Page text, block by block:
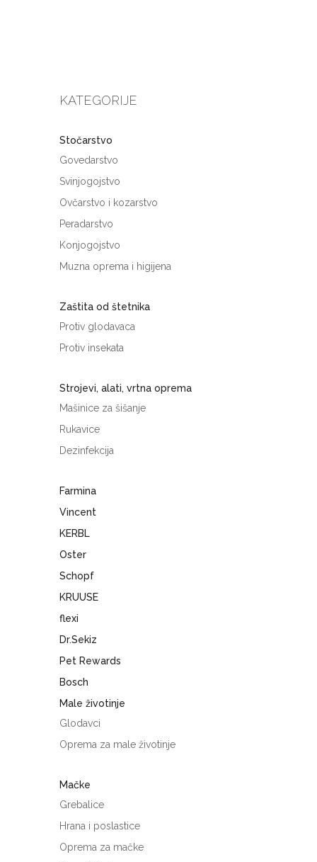
KATEGORIJE
Stočarstvo
Govedarstvo
Svinjogojstvo
Ovčarstvo i kozarstvo
Peradarstvo
Konjogojstvo
Muzna oprema i higijena
Zaštita od štetnika
Protiv glodavaca
Protiv insekata
Strojevi, alati, vrtna oprema
Mašinice za šišanje
Rukavice
Dezinfekcija
Farmina
Vincent
KERBL
Oster
Schopf
KRUUSE
flexi
Dr.Sekiz
Pet Rewards
Bosch
Male životinje
Glodavci
Oprema za male životinje
Mačke
Grebalice
Hrana i poslastice
Oprema za mačke